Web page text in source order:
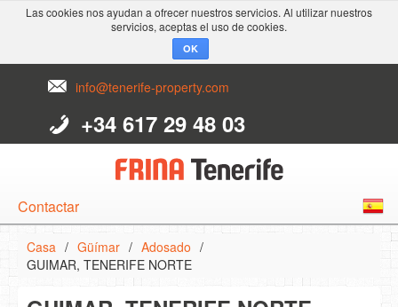
Las cookies nos ayudan a ofrecer nuestros servicios. Al utilizar nuestros
servicios, aceptas el uso de cookies.
OK
info@tenerife-property.com
+34 617 29 48 03
Contactar
Casa / Güímar / Adosado /
GUIMAR, TENERIFE NORTE